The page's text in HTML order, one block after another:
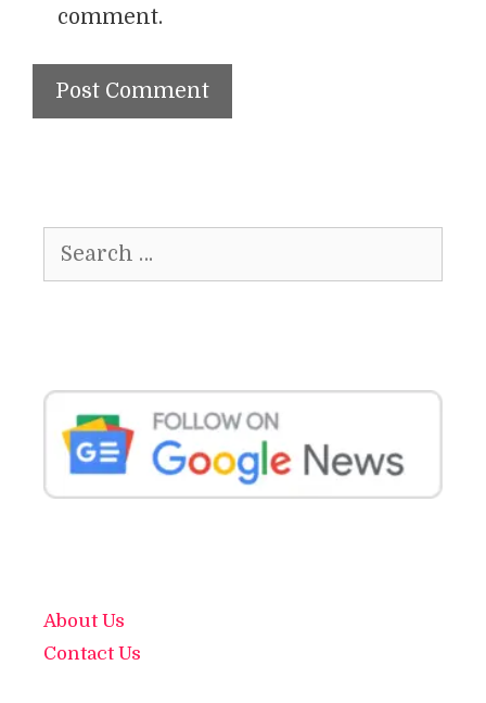
comment.
for:
About Us
Contact Us